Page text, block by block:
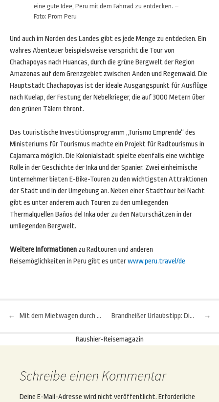
eine gute Idee, Peru mit dem Fahrrad zu entdecken. –
Foto: Prom Peru
Und auch im Norden des Landes gibt es jede Menge zu entdecken. Ein
wahres Abenteuer beispielsweise verspricht die Tour von
Chachapoyas nach Huancas, durch die grüne Bergwelt der Region
Amazonas auf dem Grenzgebiet zwischen Anden und Regenwald. Die
Hauptstadt Chachapoyas ist der ideale Ausgangspunkt für Ausflüge
nach Kuelap, der Festung der Nebelkrieger, die auf 3000 Metern über
den grünen Tälern thront.
Das touristische Investitionsprogramm „Turismo Emprende“ des
Ministeriums für Tourismus machte ein Projekt für Radtourismus in
Cajamarca möglich. Die Kolonialstadt spielte ebenfalls eine wichtige
Rolle in der Geschichte der Inka und der Spanier. Zwei einheimische
Unternehmer bieten E-Bike-Touren zu den wichtigsten Attraktionen
der Stadt und in der Umgebung an. Neben einer Stadttour bei Nacht
gibt es unter anderem auch Touren zu den umliegenden
Thermalquellen Baños del Inka oder zu den Naturschätzen in der
umliegenden Bergwelt.
Weitere Informationen zu Radtouren und anderen
Reisemöglichkeiten in Peru gibt es unterwww.peru.travel/de
Beitragsnavigation
← Mit dem Mietwagen durch Spanien – die wichtigsten Tipps →
Brandheißer Urlaubstipp: Die schönsten Highlights von Nevada
Raushier-Reisemagazin
Schreibe einen Kommentar
Deine E-Mail-Adresse wird nicht veröffentlicht. Erforderliche